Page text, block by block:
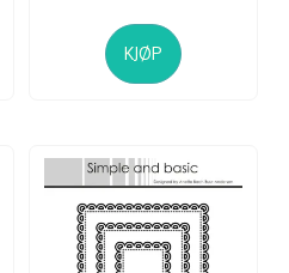
KJØP